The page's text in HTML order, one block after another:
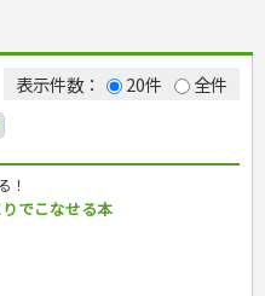
表示件数： 20件
全件
！
でこなせる本